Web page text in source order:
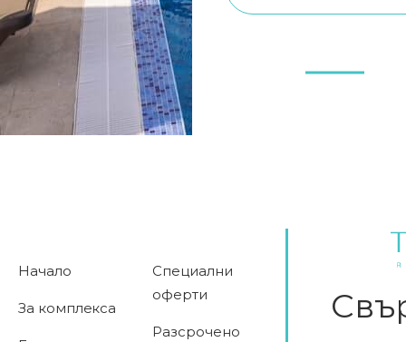
Начало
За комплекса
Специални
оферти
Разсрочено